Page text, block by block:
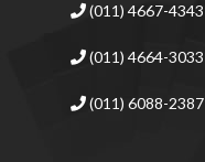
(011) 4667-4343
(011) 4664-3033
(011) 6088-2387